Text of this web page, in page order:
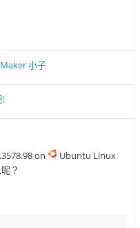
小子
on
Ubuntu Linux
？